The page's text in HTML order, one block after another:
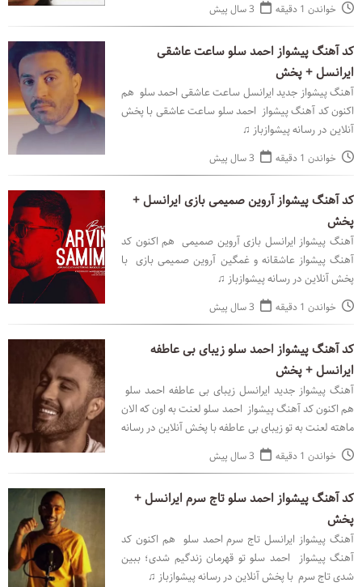
خواندن 1 دقیقه 3 سال پیش
کد آهنگ پیشواز احمد سلو ساعت عاشقی
ایرانسل + پخش
آهنگ پیشواز جدید ایرانسل ساعت عاشقی احمد سلو هم
اکنون کد آهنگ پیشواز احمد سلو ساعت عاشقی با پخش
آنلاین در رسانه پیشوازباز ♫
خواندن 1 دقیقه 3 سال پیش
کد آهنگ پیشواز آروین صمیمی بازی ایرانسل +
پخش
آهنگ پیشواز ایرانسل بازی آروین صمیمی هم اکنون کد
آهنگ پیشواز عاشقانه و غمگین آروین صمیمی بازی با
پخش آنلاین در رسانه پیشوازباز ♫
خواندن 1 دقیقه 3 سال پیش
کد آهنگ پیشواز احمد سلو زیبای بی عاطفه
ایرانسل + پخش
آهنگ پیشواز جدید ایرانسل زیبای بی عاطفه احمد سلو
هم اکنون کد آهنگ پیشواز احمد سلو لعنت به اون که الان
ماهته لعنت به تو زیبای بی عاطفه با پخش آنلاین در رسانه
پیشوازباز ♫
خواندن 1 دقیقه 3 سال پیش
کد آهنگ پیشواز احمد سلو تاج سرم ایرانسل +
پخش
آهنگ پیشواز ایرانسل تاج سرم احمد سلو هم اکنون کد
آهنگ پیشواز احمد سلو تو قهرمان زندگیم شدی؛ ببین
شدی تاج سرم با پخش آنلاین در رسانه پیشوازباز ♫